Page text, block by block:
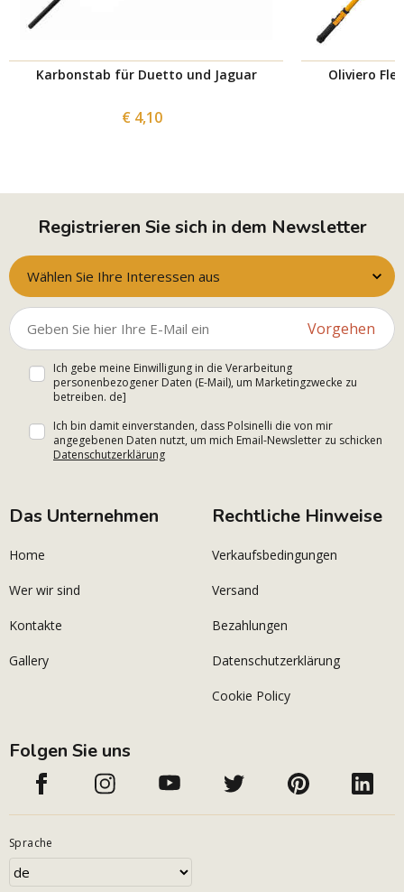
Karbonstab für Duetto und Jaguar
€ 4,10
Oliviero
Registrieren Sie sich in dem Newsletter
Wählen Sie Ihre Interessen aus
Vorgehen
Ich gebe meine Einwilligung in die Verarbeitung
personenbezogener Daten (E-Mail), um Marketingzwecke zu
betreiben. de]
Ich bin damit einverstanden, dass Polsinelli die von mir
angegebenen Daten nutzt, um mich Email-Newsletter zu schicken
Datenschutzerklärung
Das Unternehmen
Home
Wer wir sind
Kontakte
Gallery
Rechtliche Hinweise
Verkaufsbedingungen
Versand
Bezahlungen
Datenschutzerklärung
Cookie Policy
Folgen Sie uns
Sprache